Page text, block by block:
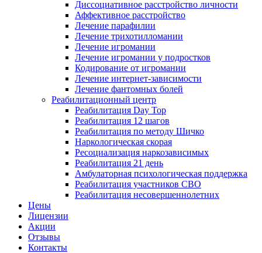
Диссоциативное расстройство личности
Аффективное расстройство
Лечение парафилии
Лечение трихотилломании
Лечение игромании
Лечение игромании у подростков
Кодирование от игромании
Лечение интернет-зависимости
Лечение фантомных болей
Реабилитационный центр
Реабилитация Day Top
Реабилитация 12 шагов
Реабилитация по методу Шичко
Наркологическая скорая
Ресоциализация наркозависимых
Реабилитация 21 день
Амбулаторная психологическая поддержка
Реабилитация участников СВО
Реабилитация несовершеннолетних
Цены
Лицензии
Акции
Отзывы
Контакты